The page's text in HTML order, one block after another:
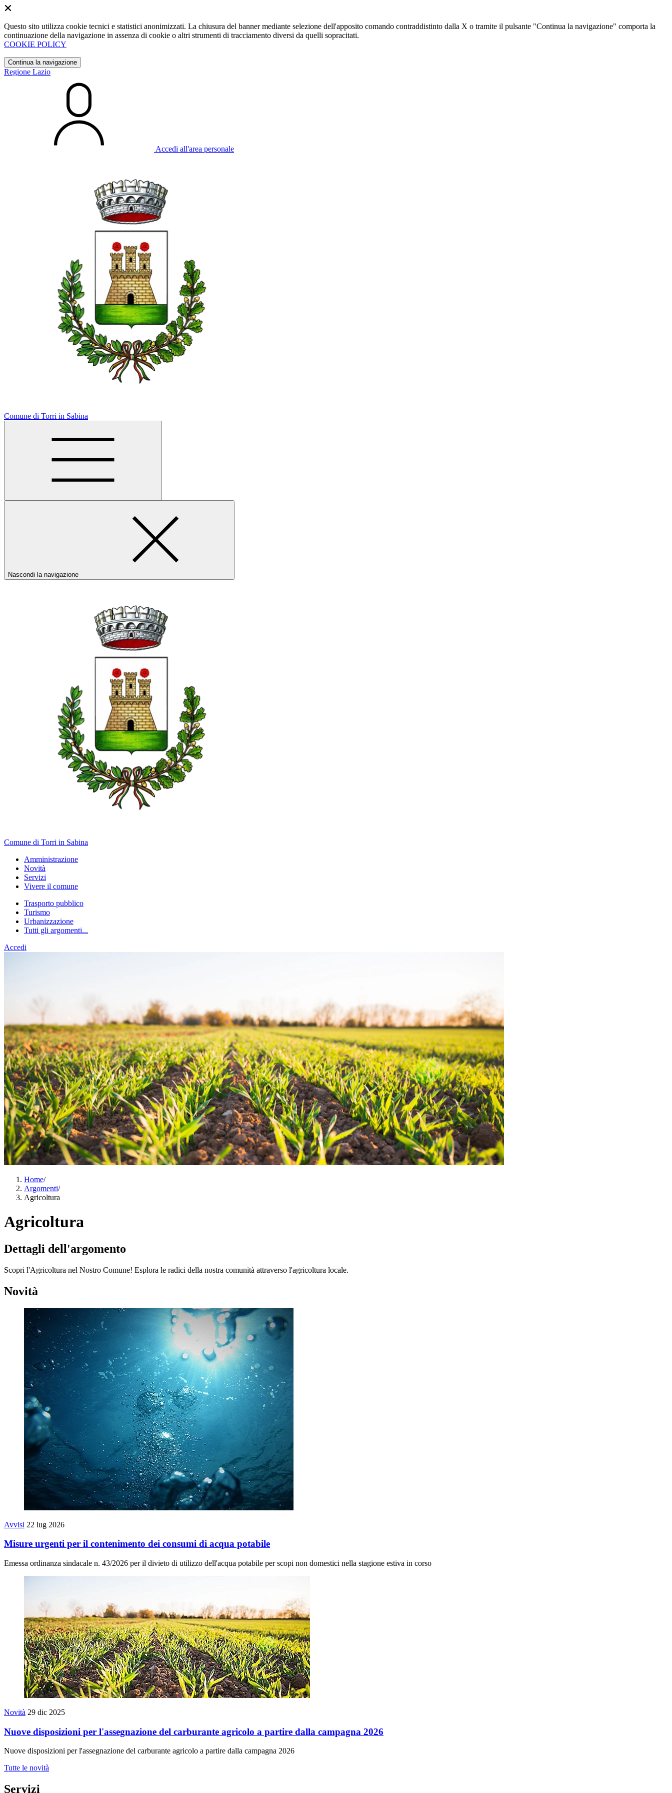
Questo sito utilizza cookie tecnici e statistici anonimizzati. La chiusura del banner mediante selezione dell'apposito comando contraddistinto dalla X o tramite il pulsante "Continua la navigazione" comporta la
continuazione della navigazione in assenza di cookie o altri strumenti di tracciamento diversi da quelli sopracitati.
COOKIE POLICY
Continua la navigazione
Regione Lazio
Accedi all'area personale
Comune di Torri in Sabina
Nascondi la navigazione
Comune di Torri in Sabina
Amministrazione
Novità
Servizi
Vivere il comune
Trasporto pubblico
Turismo
Urbanizzazione
Tutti gli argomenti...
Accedi
Home/
Argomenti/
Agricoltura
Agricoltura
Dettagli dell'argomento
Scopri l'Agricoltura nel Nostro Comune! Esplora le radici della nostra comunità attraverso l'agricoltura locale.
Novità
Avvisi 22 lug 2026
Misure urgenti per il contenimento dei consumi di acqua potabile
Emessa ordinanza sindacale n. 43/2026 per il divieto di utilizzo dell'acqua potabile per scopi non domestici nella stagione estiva in corso
Novità 29 dic 2025
Nuove disposizioni per l'assegnazione del carburante agricolo a partire dalla campagna 2026
Nuove disposizioni per l'assegnazione del carburante agricolo a partire dalla campagna 2026
Tutte le novità
Servizi